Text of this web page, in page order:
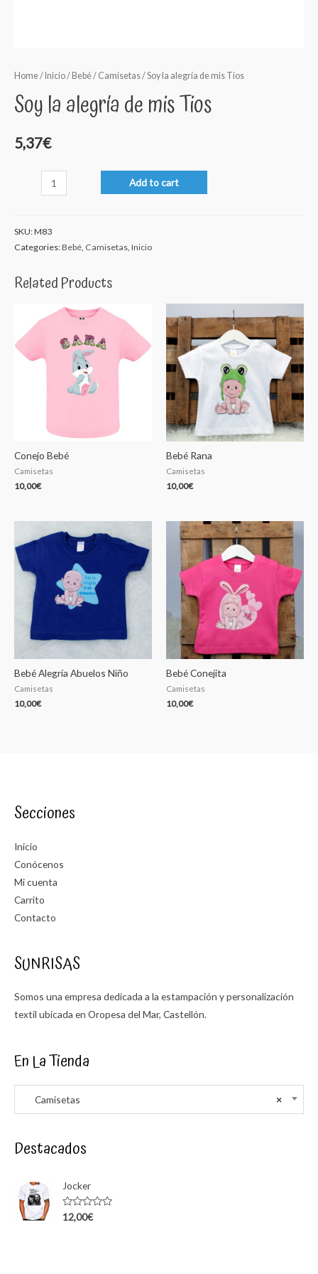
Home/ Inicio/ Bebé/ Camisetas/ Soy la alegría de mis Tios
Soy la alegría de mis Tios
5,37€
de
mis
quantity
Add to cart
SKU:M83
Categories:Bebé, Camisetas, Inicio
Related Products
Conejo Bebé
Camisetas
10,00€
Bebé Rana
Camisetas
10,00€
Bebé Alegría Abuelos Niño
Camisetas
10,00€
Bebé Conejita
Camisetas
10,00€
Secciones
Inicio
Conócenos
Mi cuenta
Carrito
Contacto
SUNRISAS
Somos una empresa dedicada a la estampación y personalización
textil ubicada en Oropesa del Mar, Castellón.
En La Tienda
×
Camisetas
Destacados
Jocker
Rated
12,00€